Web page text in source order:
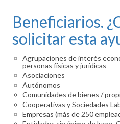
Beneficiarios.
solicitar esta
Agrupaciones de interés
personas físicas y jurídicas
Asociaciones
Autónomos
Comunidades de bienes /
Cooperativas y Sociedades
Empresas (más de 250